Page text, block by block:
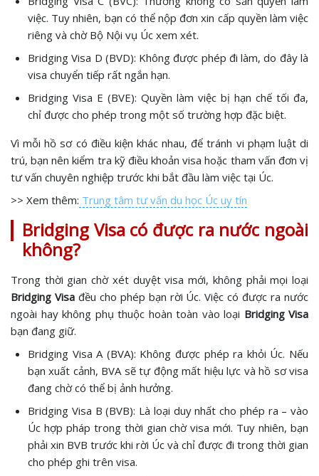
việc. Tuy nhiên, bạn có thể nộp đơn xin cấp quyền làm việc
riêng và chờ Bộ Nội vụ Úc xem xét.
Bridging Visa D (BVD): Không được phép đi làm, do đây là
visa chuyển tiếp rất ngắn hạn.
Bridging Visa E (BVE): Quyền làm việc bị hạn chế tối đa,
chỉ được cho phép trong một số trường hợp đặc biệt.
Vì mỗi hồ sơ có điều kiện khác nhau, để tránh vi phạm luật di
trú, bạn nên kiểm tra kỹ điều khoản visa hoặc tham vấn đơn vị
tư vấn chuyên nghiệp trước khi bắt đầu làm việc tại Úc.
>> Xem thêm: Trung tâm tư vấn du học Úc uy tín
Bridging Visa có được ra nước ngoài
không?
Trong thời gian chờ xét duyệt visa mới, không phải mọi loại
Bridging Visađều cho phép bạn rời Úc. Việc có được ra nước
ngoài hay không phụ thuộc hoàn toàn vào loại Bridging Visa
bạn đang giữ.
Bridging Visa A (BVA): Không được phép ra khỏi Úc. Nếu
bạn xuất cảnh, BVA sẽ tự động mất hiệu lực và hồ sơ visa
đang chờ có thể bị ảnh hưởng.
Bridging Visa B (BVB): Là loại duy nhất cho phép ra – vào
Úc hợp pháp trong thời gian chờ visa mới. Tuy nhiên, bạn
phải xin BVB trước khi rời Úc và chỉ được đi trong thời gian
cho phép ghi trên visa.